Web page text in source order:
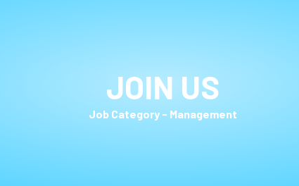
JOIN US
Job Category - Management